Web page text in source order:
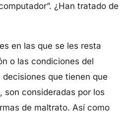
¿Han tratado de
en las que se les resta
o las condiciones del
que tienen que
son consideradas por los
de maltrato. Así como